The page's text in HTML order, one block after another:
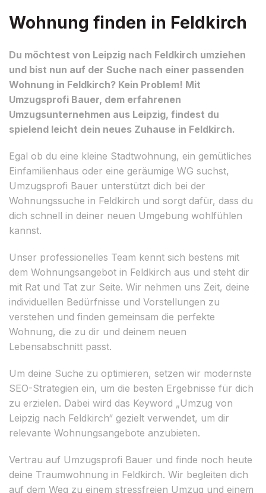
Wohnung finden in Feldkirch
Du möchtest von Leipzig nach Feldkirch umziehen
und bist nun auf der Suche nach einer passenden
Wohnung in Feldkirch? Kein Problem! Mit
Umzugsprofi Bauer, dem erfahrenen
Umzugsunternehmen aus Leipzig, findest du
spielend leicht dein neues Zuhause in Feldkirch.
Egal ob du eine kleine Stadtwohnung, ein gemütliches
Einfamilienhaus oder eine geräumige WG suchst,
Umzugsprofi Bauer unterstützt dich bei der
Wohnungssuche in Feldkirch und sorgt dafür, dass du
dich schnell in deiner neuen Umgebung wohlfühlen
kannst.
Unser professionelles Team kennt sich bestens mit
dem Wohnungsangebot in Feldkirch aus und steht dir
mit Rat und Tat zur Seite. Wir nehmen uns Zeit, deine
individuellen Bedürfnisse und Vorstellungen zu
verstehen und finden gemeinsam die perfekte
Wohnung, die zu dir und deinem neuen
Lebensabschnitt passt.
Um deine Suche zu optimieren, setzen wir modernste
SEO-Strategien ein, um die besten Ergebnisse für dich
zu erzielen. Dabei wird das Keyword „Umzug von
Leipzig nach Feldkirch“ gezielt verwendet, um dir
relevante Wohnungsangebote anzubieten.
Vertrau auf Umzugsprofi Bauer und finde noch heute
deine Traumwohnung in Feldkirch. Wir begleiten dich
auf dem Weg zu einem stressfreien Umzug und einem